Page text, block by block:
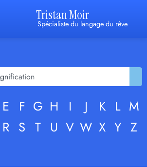
Tristan Moir
Spécialiste du langage du rêve
E F G H I J K L M
R S T U V W X Y Z